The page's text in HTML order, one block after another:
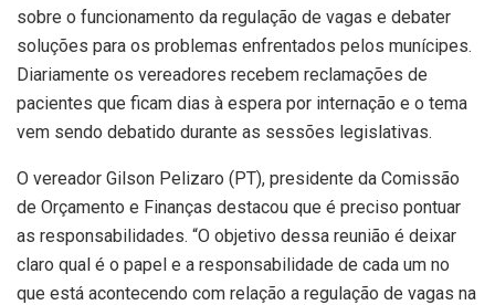
sobre o funcionamento da regulação de vagas e debater
soluções para os problemas enfrentados pelos munícipes.
Diariamente os vereadores recebem reclamações de
pacientes que ficam dias à espera por internação e o tema
vem sendo debatido durante as sessões legislativas.
O vereador Gilson Pelizaro (PT), presidente da Comissão
de Orçamento e Finanças destacou que é preciso pontuar
as responsabilidades. “O objetivo dessa reunião é deixar
claro qual é o papel e a responsabilidade de cada um no
que está acontecendo com relação a regulação de vagas na